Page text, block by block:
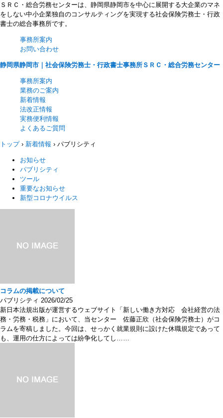
ＳＲＣ・総合労務センターは、静岡県静岡市を中心に展開する大企業のマネ
をしない中小企業独自のコンサルティングを実現する社会保険労務士・行政
書士の総合事務所です。
事務所案内
お問い合わせ
静岡県静岡市｜社会保険労務士・行政書士事務所ＳＲＣ・総合労務センター
事務所案内
業務のご案内
新着情報
法改正情報
実務便利情報
よくあるご質問
トップ› 新着情報 › パブリシティ
お知らせ
パブリシティ
ツール
重要なお知らせ
新型コロナウイルス
コラムの掲載について
パブリシティ 2026/02/25
新日本法規出版が運営するウェブサイト「新しい働き方対応 会社経営の法
務・労務・税務」において、当センター 佐藤正欣（社会保険労務士）がコ
ラムを寄稿しました。今回は、せっかく就業規則に設けた休職規定であって
も、運用の仕方によっては紛争化してし……